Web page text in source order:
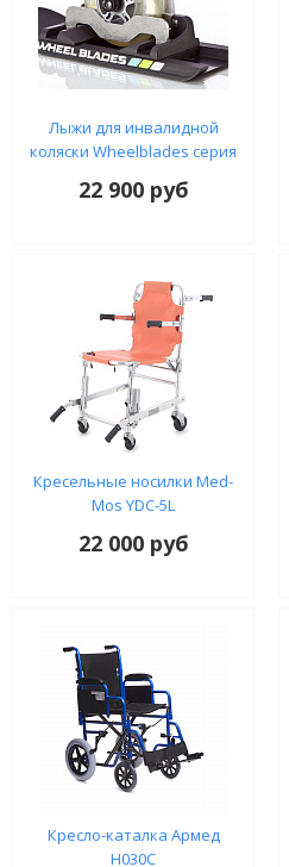
Лыжи для инвалидной
коляски Wheelblades серия
22 900 руб
Кресельные носилки Med-
Mos YDC-5L
22 000 руб
Кресло-каталка Армед
H030C